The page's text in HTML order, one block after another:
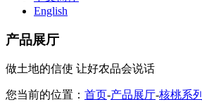
English
产品展厅
做土地的信使 让好农品会说话
您当前的位置： 首页-产品展厅-核桃系列